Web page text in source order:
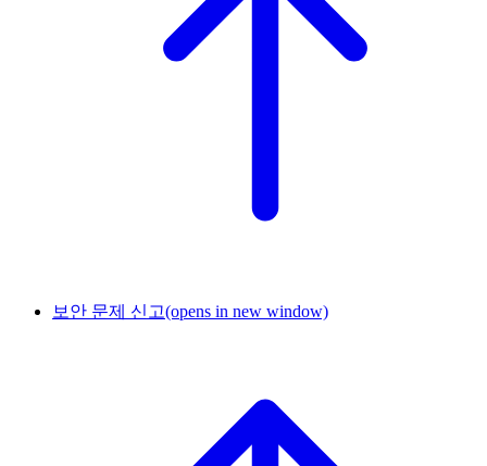
보안 문제 신고(opens in new window)